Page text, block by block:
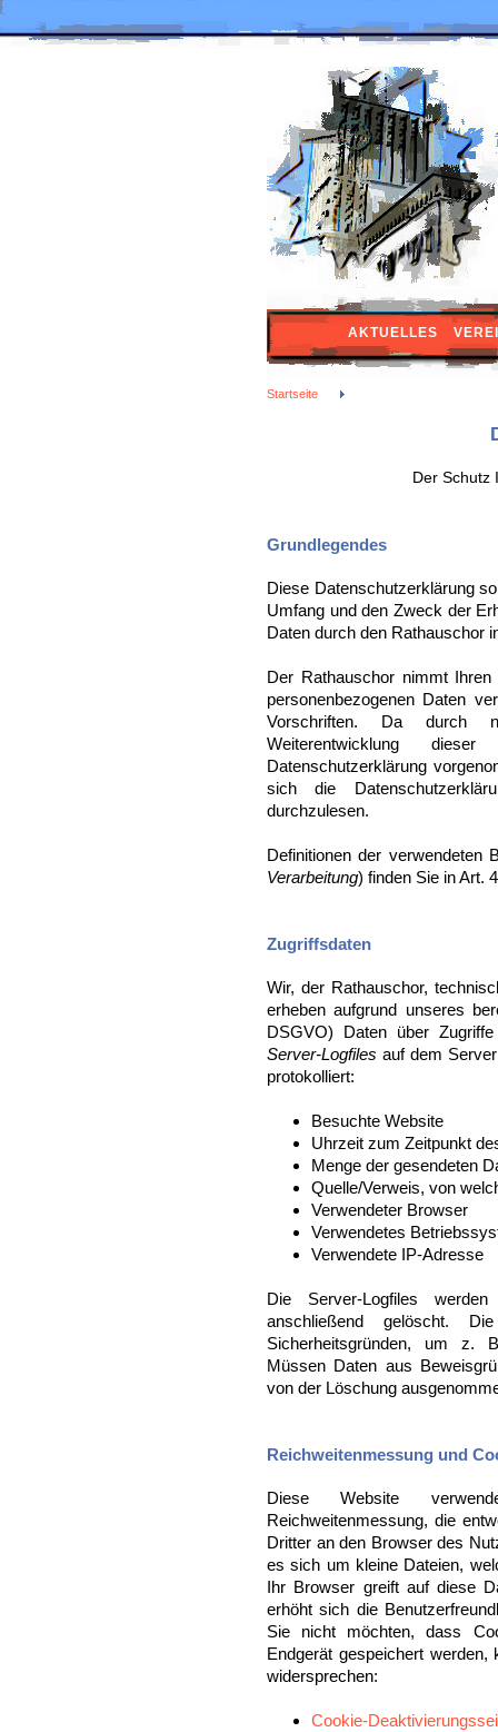
Der Schutz
Grundlegendes
Diese Datenschutzerklärung
Umfang und den Zweck der
Daten durch den Rathauschor
Der Rathauschor nimmt
personenbezogenen Daten
Vorschriften. Da durch
Weiterentwicklung
Datenschutzerklärung
sich die
durchzulesen.
Definitionen der verwendeten
Verarbeitung) finden Sie in Art.
Zugriffsdaten
Wir, der Rathauschor,
erheben aufgrund unseres
DSGVO) Daten über
Server-Logfiles auf dem
protokolliert:
Besuchte Website
Uhrzeit zum Zeitpunkt
Menge der gesendeten
Quelle/Verweis, von
Verwendeter Browser
Verwendetes
Verwendete IP-Adresse
Die Server-Logfiles
anschließend gelöscht.
Sicherheitsgründen, um z.
Müssen Daten aus
von der Löschung
Reichweitenmessung und
Diese Website
Reichweitenmessung, die
Dritter an den Browser des
es sich um kleine Dateien,
Ihr Browser greift auf diese
erhöht sich die
Sie nicht möchten, dass
Endgerät gespeichert
widersprechen:
Cookie-
Startseite
AKTUELLES